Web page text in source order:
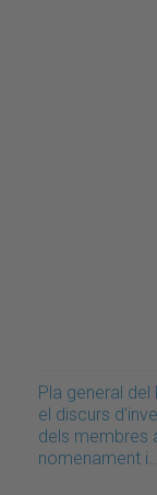
Pla general
el discurs
dels membres
nomenament i…